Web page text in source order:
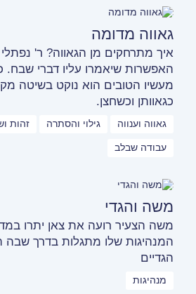
גאווה מדומה
איך מתרחקים מן הגאווה? ר'
האפשרות שיאמרו עליו דברי שבח.
מעשיו הטובים הוא נוקט בשיטה
כגאוותן וכשחצן.
גאווה וענווה גילוי והסתרה זהות
עבודה שבלב
משה והגדי
משה הצעיר רועה את צאן יתרו
המנהיגות שלו מתגלות בדרך שבה
הגדיים
מנהיגות